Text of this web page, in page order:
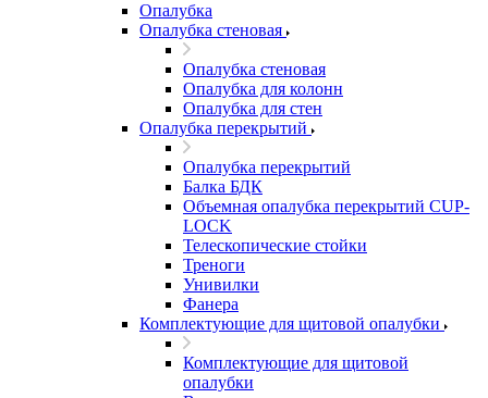
Опалубка
Опалубка стеновая
Опалубка стеновая
Опалубка для колонн
Опалубка для стен
Опалубка перекрытий
Опалубка перекрытий
Балка БДК
Объемная опалубка перекрытий CUP-
LOCK
Телескопические стойки
Треноги
Унивилки
Фанера
Комплектующие для щитовой опалубки
Комплектующие для щитовой
опалубки